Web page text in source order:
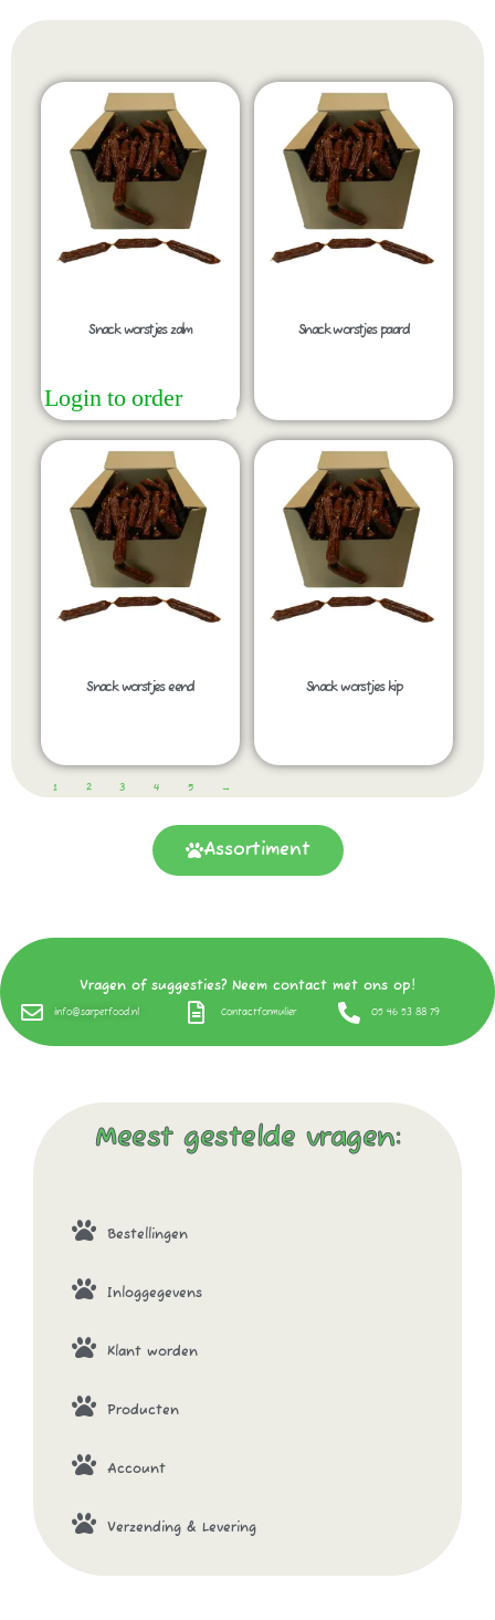
Snack worstjes zalm
Login to order
Snack worstjes paard
Snack worstjes eend Snack worstjes kip
1 2 3 4 5 →
Assortiment
Vragen of suggesties? Neem contact met ons op!
info@sarpetfood.nl Contactformulier 05 46 53 88 79
Meest gestelde vragen:
Bestellingen
Inloggegevens
Klant worden
Producten
Account
Verzending & Levering